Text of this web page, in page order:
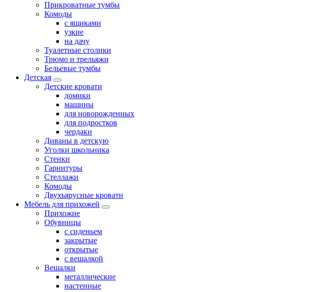
Прикроватные тумбы
Комоды
с ящиками
узкие
на дачу
Туалетные столики
Трюмо и трельяжи
Бельевые тумбы
Детская
Детские кровати
домики
машины
для новорожденных
для подростков
чердаки
Диваны в детскую
Уголки школьника
Стенки
Гарнитуры
Стеллажи
Комоды
Двухъярусные кровати
Мебель для прихожей
Прихожие
Обувницы
с сиденьем
закрытые
открытые
с вешалкой
Вешалки
металлические
настенные